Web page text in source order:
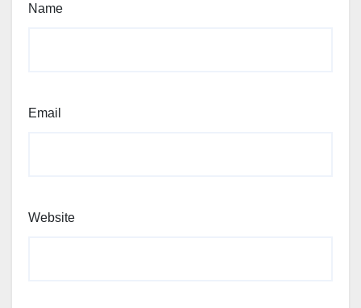
Name
Email
Website